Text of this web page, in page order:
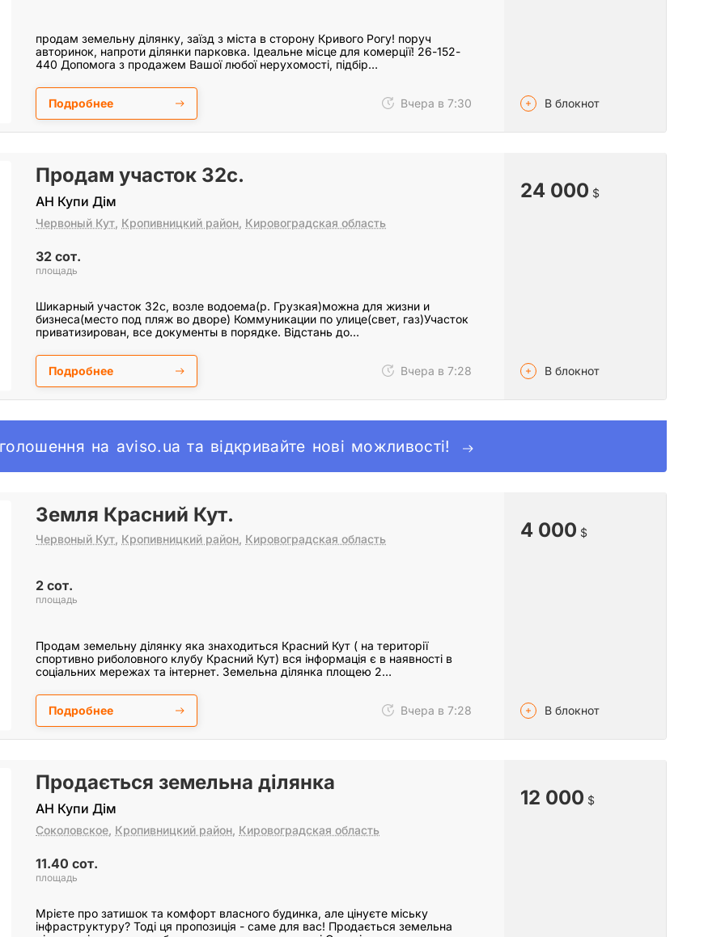
продам земельну ділянку, заїзд з міста в сторону Кривого Рогу! поруч
авторинок, напроти ділянки парковка. Ідеальне місце для комерції! 26-152-
440 Допомога з продажем Вашої любої нерухомості, підбір…
Подробнее Вчера в 7:30 В блокнот
Продам участок 32с.
АН Купи Дім
Червоный Кут Кропивницкий район Кировоградская область
32 сот.
площадь
Шикарный участок 32с, возле водоема(р. Грузкая)можна для жизни и
бизнеса(место под пляж во дворе) Коммуникации по улице(свет, газ)Участок
приватизирован, все документы в порядке. Відстань до…
Подробнее Вчера в 7:28
24 000 $
В блокнот
на aviso.ua та відкривайте нові можливості!
Земля Красний Кут.
Червоный Кут Кропивницкий район Кировоградская область
2 сот.
площадь
Продам земельну ділянку яка знаходиться Красний Кут ( на території
спортивно риболовного клубу Красний Кут) вся інформація є в наявності в
соціальних мережах та інтернет. Земельна ділянка площею 2…
Подробнее Вчера в 7:28
4 000 $
В блокнот
Продається земельна ділянка
АН Купи Дім
Соколовское Кропивницкий район Кировоградская область
11.40 сот.
площадь
Мрієте про затишок та комфорт власного будинка, але цінуєте міську
інфраструктуру? Тоді ця пропозиція - саме для вас! Продається земельна
12 000 $